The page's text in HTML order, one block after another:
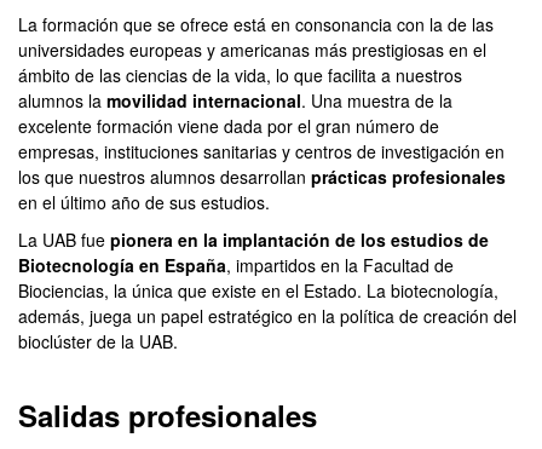
La formación que se ofrece está en consonancia con la de las
universidades europeas y americanas más prestigiosas en el
ámbito de las ciencias de la vida, lo que facilita a nuestros
alumnos la movilidad internacional. Una muestra de la
excelente formación viene dada por el gran número de
empresas, instituciones sanitarias y centros de investigación en
los que nuestros alumnos desarrollan prácticas profesionales
en el último año de sus estudios.
La UAB fue pionera en la implantación de los estudios de
Biotecnología en España, impartidos en la Facultad de
Biociencias, la única que existe en el Estado. La biotecnología,
además, juega un papel estratégico en la política de creación del
bioclúster de la UAB.
Salidas profesionales